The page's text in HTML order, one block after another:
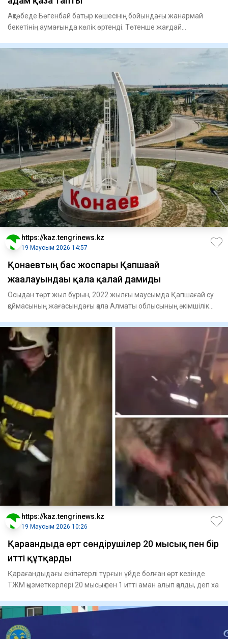
Ақтөбеде Бөгенбай батыр көшесінің бойындағы жанармай
бекетінің аумағында көлік өртенді. Төтенше жағдай
https://kaz.tengrinews.kz
19 Маусым 2026 14:57
Қонаевтың бас жоспары Қапшағай
жағалауындағы қала қалай дамиды
Осыдан төрт жыл бұрын, 2022 жылғы маусымда Қапшағай су
қоймасының жағасындағы қала Алматы облысының әкімшілік
https://kaz.tengrinews.kz
19 Маусым 2026 10:26
Қарағандыда өрт сөндірушілер 20 мысық пен бір
итті құтқарды
Қарағандыдағы екіпәтерлі тұрғын үйде болған өрт кезінде
ТЖМ қызметкерлері 20 мысық пен 1 итті аман алып қалды, деп ха